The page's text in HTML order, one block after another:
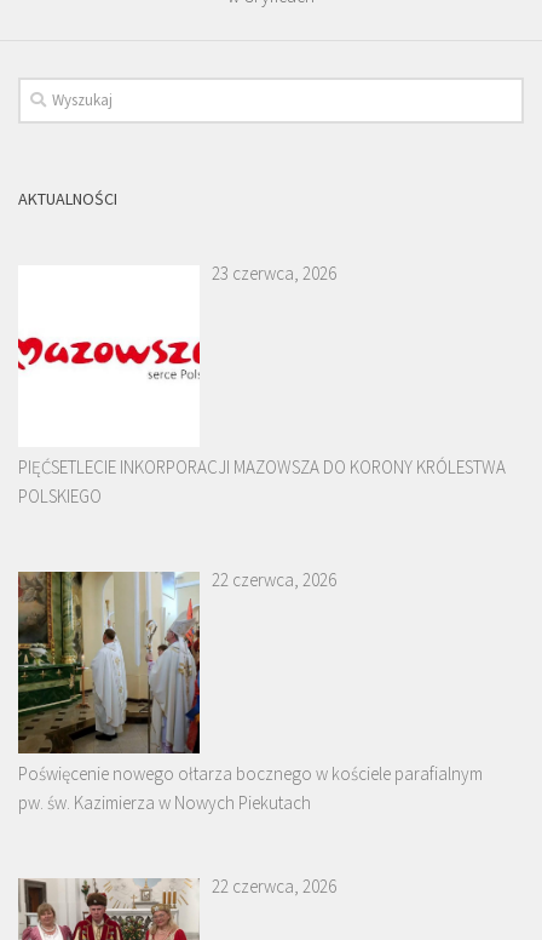
AKTUALNOŚCI
23 czerwca, 2026
PIĘĆSETLECIE INKORPORACJI MAZOWSZA DO KORONY KRÓLESTWA
POLSKIEGO
22 czerwca, 2026
Poświęcenie nowego ołtarza bocznego w kościele parafialnym
pw. św. Kazimierza w Nowych Piekutach
22 czerwca, 2026